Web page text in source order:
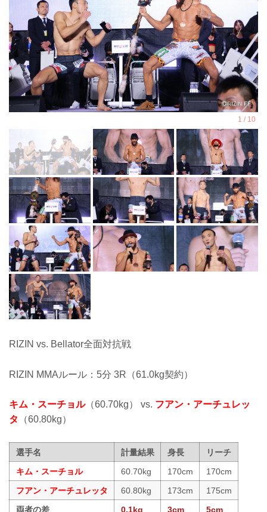
RIZIN vs. Bellator全面対抗戦
RIZIN MMAルール：5分 3R（61.0kg契約）
キム・スーチョル（60.70kg） vs. フアン・アーチュレッ
タ
（60.80kg）
選手名 計量結果 身長
リーチ
キム・スーチョル
60.70kg 170cm
170cm
フアン・アーチュレッタ
60.80kg 173cm
175cm
両者の差
0.1kg 3cm 5cm